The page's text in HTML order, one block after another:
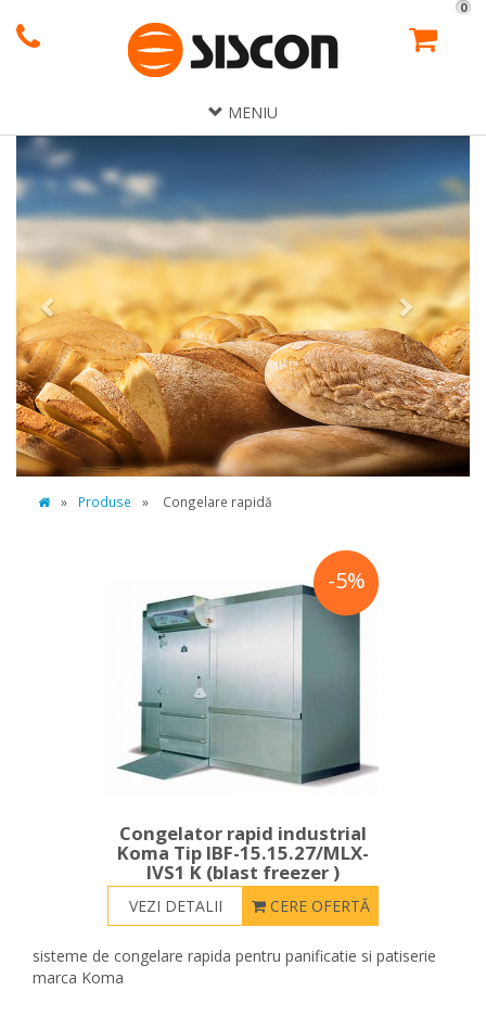
0
MENIU
Previous Next
» Produse » Congelare rapidă
Congelator rapid industrial
Koma Tip IBF-15.15.27/MLX-
IVS1 K (blast freezer )
Koma
VEZI DETALII CERE OFERTĂ
-5%
sisteme de congelare rapida pentru panificatie si patiserie
marca Koma